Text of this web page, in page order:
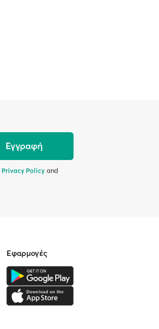
Εγγραφή
Privacy Policy and
Εφαρμογές